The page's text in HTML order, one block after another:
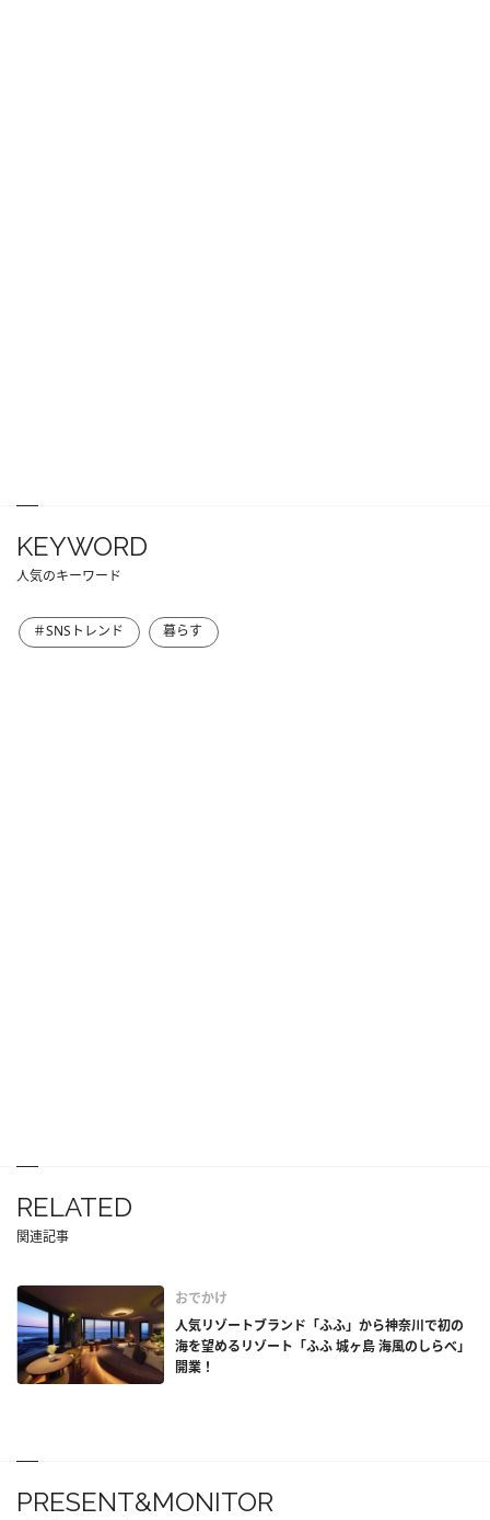
KEYWORD
人気のキーワード
＃SNSトレンド 暮らす
RELATED
関連記事
おでかけ
人気リゾートブランド「ふふ」から神奈川で初の
海を望めるリゾート「ふふ 城ヶ島 海風のしらべ」
開業！
PRESENT&MONITOR